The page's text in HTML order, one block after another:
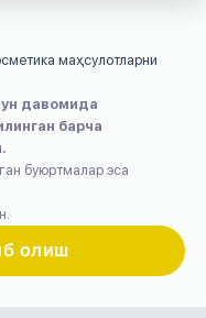
маҳсулотларни
давомида
барча
буюртмалар эса
олиш